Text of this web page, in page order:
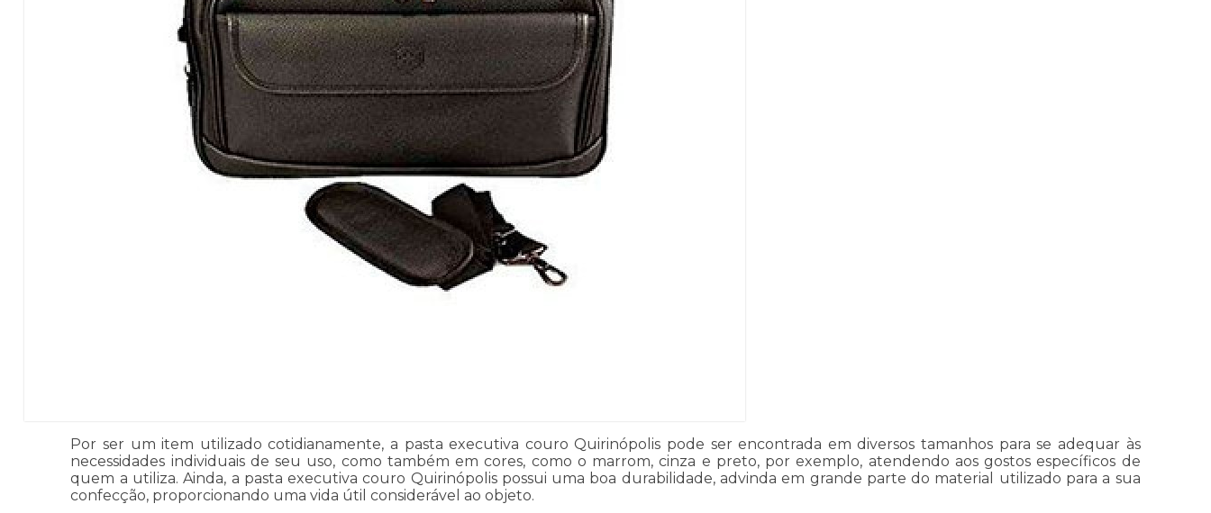
Por ser um item utilizado cotidianamente, a pasta executiva couro Quirinópolis pode ser encontrada em diversos tamanhos para se adequar às
necessidades individuais de seu uso, como também em cores, como o marrom, cinza e preto, por exemplo, atendendo aos gostos específicos de
quem a utiliza. Ainda, a pasta executiva couro Quirinópolis possui uma boa durabilidade, advinda em grande parte do material utilizado para a sua
confecção, proporcionando uma vida útil considerável ao objeto.